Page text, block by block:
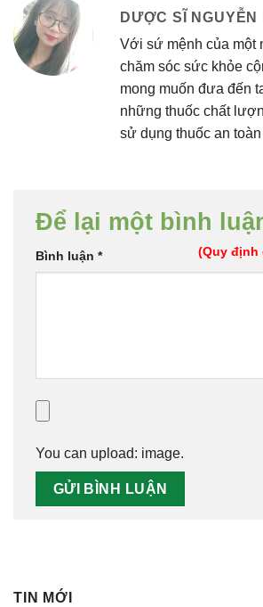
TIN MỚI
DƯỢC SĨ NGUYỄN
Với sứ mệnh của
chăm sóc sức khỏe
mong muốn đưa đến
những thuốc chất
sử dụng thuốc an
Để lại một bình
(Quy định
Bình luận *
You can upload: image.